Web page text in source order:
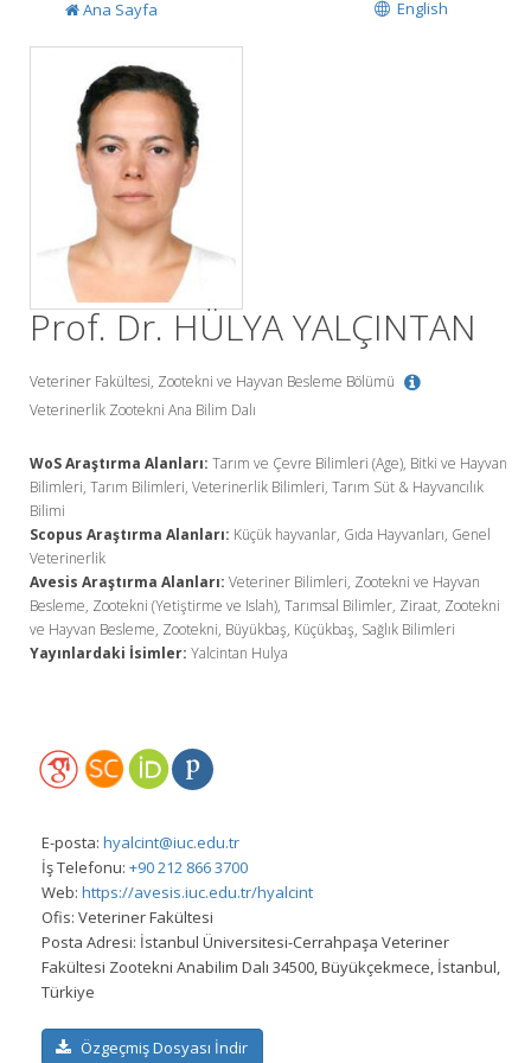
English
Ana Sayfa
Prof. Dr. HÜLYA YALÇINTAN
Veteriner Fakültesi, Zootekni ve Hayvan Besleme Bölümü
Veterinerlik Zootekni Ana Bilim Dalı
WoS Araştırma Alanları: Tarım ve Çevre Bilimleri (Age), Bitki ve Hayvan
Bilimleri, Tarım Bilimleri, Veterinerlik Bilimleri, Tarım Süt & Hayvancılık
Bilimi
Scopus Araştırma Alanları: Küçük hayvanlar, Gıda Hayvanları, Genel
Veterinerlik
Avesis Araştırma Alanları: Veteriner Bilimleri, Zootekni ve Hayvan
Besleme, Zootekni (Yetiştirme ve Islah), Tarımsal Bilimler, Ziraat, Zootekni
ve Hayvan Besleme, Zootekni, Büyükbaş, Küçükbaş, Sağlık Bilimleri
Yayınlardaki İsimler: Yalcintan Hulya
E-posta: hyalcint@iuc.edu.tr
İş Telefonu: +90 212 866 3700
Web: https://avesis.iuc.edu.tr/hyalcint
Ofis: Veteriner Fakültesi
Posta Adresi: İstanbul Üniversitesi-Cerrahpaşa Veteriner
Fakültesi Zootekni Anabilim Dalı 34500, Büyükçekmece, İstanbul,
Türkiye
Özgeçmiş Dosyası İndir